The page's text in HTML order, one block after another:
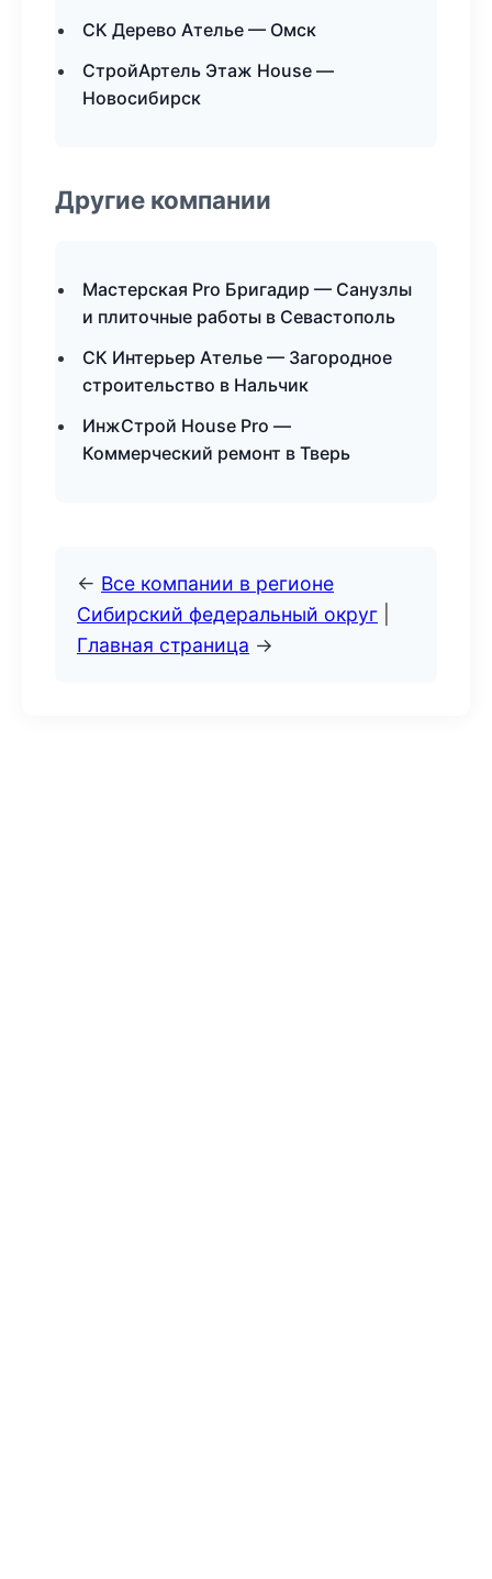
СК Дерево Ателье — Омск
СтройАртель Этаж House —
Новосибирск
Другие компании
Мастерская Pro Бригадир — Санузлы
и плиточные работы в Севастополь
СК Интерьер Ателье — Загородное
строительство в Нальчик
ИнжСтрой House Pro —
Коммерческий ремонт в Тверь
← Все компании в регионе
Сибирский федеральный округ
Главная страница →